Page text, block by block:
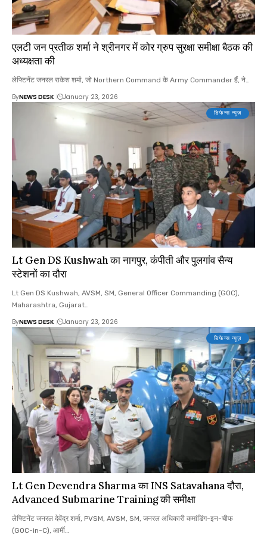
एलटी जन प्रतीक शर्मा ने श्रीनगर में कोर ग्रुप सुरक्षा समीक्षा बैठक की
अध्यक्षता की
लेफ्टिनेंट जनरल राकेश शर्मा, जो Northern Command के Army Commander हैं, ने…
ByNEWS DESK January 23, 2026
डिफेन्स न्यूज़
Lt Gen DS Kushwah का नागपुर, कंपीती और पुलगांव सैन्य
स्टेशनों का दौरा
Lt Gen DS Kushwah, AVSM, SM, General Officer Commanding (GOC),
Maharashtra, Gujarat…
ByNEWS DESK January 23, 2026
डिफेन्स न्यूज़
Lt Gen Devendra Sharma का INS Satavahana दौरा,
Advanced Submarine Training की समीक्षा
लेफ्टिनेंट जनरल देवेंद्र शर्मा, PVSM, AVSM, SM, जनरल अधिकारी कमांडिंग-इन-चीफ
(GOC-in-C), आर्मी…